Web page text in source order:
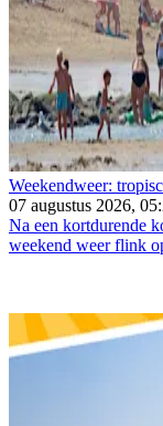
Weekendweer:
07 augustus 2026,
Na een kortdurende
weekend weer flink